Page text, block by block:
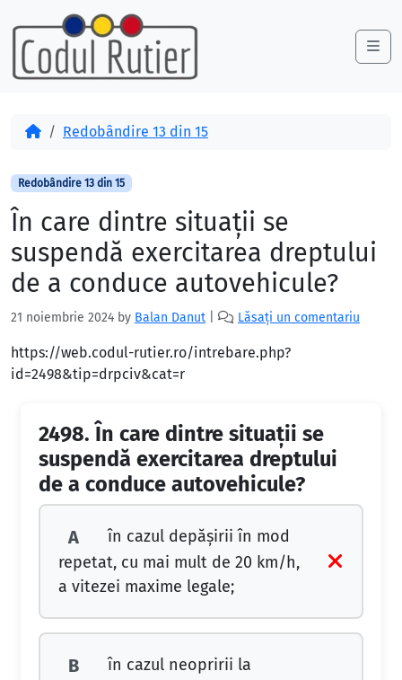
Skip to content
Skip to footer
AcasăRedobândire 13 din 15
Redobândire 13 din 15
În care dintre situaţii se
suspendă exercitarea dreptului
de a conduce autovehicule?
21 noiembrie 2024 by Balan Danut Lăsați un comentariu
https://web.codul-rutier.ro/intrebare.php?
id=2498&tip=drpciv&cat=r
2498. În care dintre situaţii se
suspendă exercitarea dreptului
de a conduce autovehicule?
A
în cazul depăşirii în mod
repetat, cu mai mult de 20 km/h,
a vitezei maxime legale;
B
în cazul neopririi la